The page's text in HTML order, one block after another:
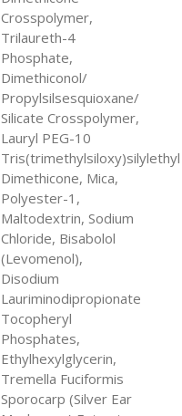
Crosspolymer,
Trilaureth-4
Phosphate,
Dimethiconol/
Propylsilsesquioxane/
Silicate Crosspolymer,
Lauryl PEG-10
Tris(trimethylsiloxy)silylethyl
Dimethicone, Mica,
Polyester-1,
Maltodextrin, Sodium
Chloride, Bisabolol
(Levomenol),
Disodium
Lauriminodipropionate
Tocopheryl
Phosphates,
Ethylhexylglycerin,
Tremella Fuciformis
Sporocarp (Silver Ear